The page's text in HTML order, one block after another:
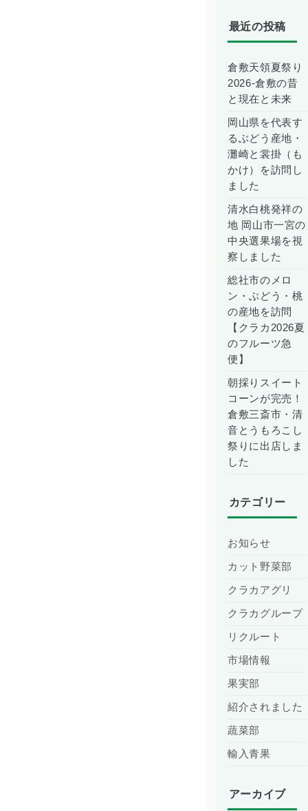
最近の投稿
倉敷天領夏祭り
2026-倉敷の昔
と現在と未来
岡山県を代表す
るぶどう産地・
灘崎と裳掛（も
かけ）を訪問し
ました
清水白桃発祥の
地 岡山市一宮の
中央選果場を視
察しました
総社市のメロ
ン・ぶどう・桃
の産地を訪問
【クラカ2026夏
のフルーツ急
便】
朝採りスイート
コーンが完売！
倉敷三斎市・清
音とうもろこし
祭りに出店しま
した
カテゴリー
お知らせ
カット野菜部
クラカアグリ
クラカグループ
リクルート
市場情報
果実部
紹介されました
蔬菜部
輸入青果
アーカイブ